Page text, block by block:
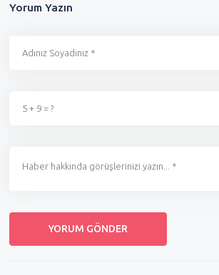
Yorum Yazın